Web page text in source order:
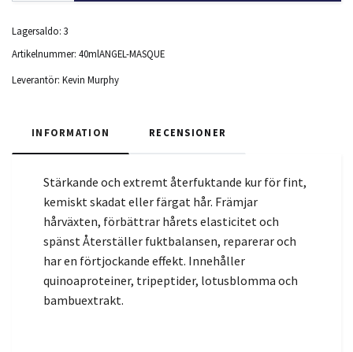
Lagersaldo: 3
Artikelnummer: 40mlANGEL-MASQUE
Leverantör: Kevin Murphy
INFORMATION RECENSIONER
Stärkande och extremt återfuktande kur för fint,
kemiskt skadat eller färgat hår. Främjar
hårväxten, förbättrar hårets elasticitet och
spänst Återställer fuktbalansen, reparerar och
har en förtjockande effekt. Innehåller
quinoaproteiner, tripeptider, lotusblomma och
bambuextrakt.